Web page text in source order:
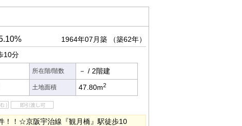
1964年07月築
（築62年）
10分
所在階/階数 － / 2階建
土地面積 47.80m2
！！☆京阪宇治線『観月橋』駅徒歩10